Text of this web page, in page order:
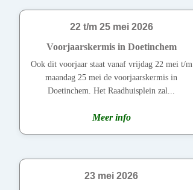
22 t/m 25 mei 2026
Voorjaarskermis in Doetinchem
Ook dit voorjaar staat vanaf vrijdag 22 mei t/m
maandag 25 mei de voorjaarskermis in
Doetinchem. Het Raadhuisplein zal...
Meer info
23 mei 2026